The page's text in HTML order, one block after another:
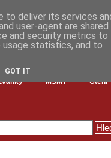
MŠMT Čtení
to deliver its services
user-agent are shared
and security metrics to
statistics, and to
GOT IT